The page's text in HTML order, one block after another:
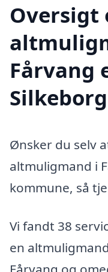
Oversigt
Fårvang
Ønsker du selv
altmuligmand i
kommune, så
Vi fandt 38
en